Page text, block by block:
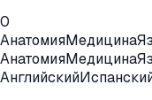
0
АнатомияМедицина
АнатомияМедицина
Английский